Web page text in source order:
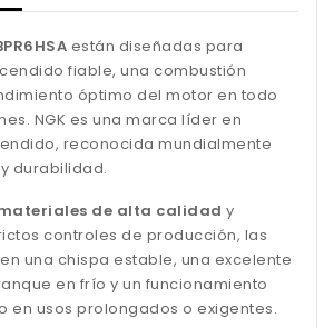
están diseñadas para
fiable, una combustión
óptimo del motor en todo
NGK es una marca líder en
reconocida mundialmente
durabilidad.
de alta calidad y
controles de producción, las
una chispa estable, una excelente
en frío y un funcionamiento
en usos prolongados o exigentes.